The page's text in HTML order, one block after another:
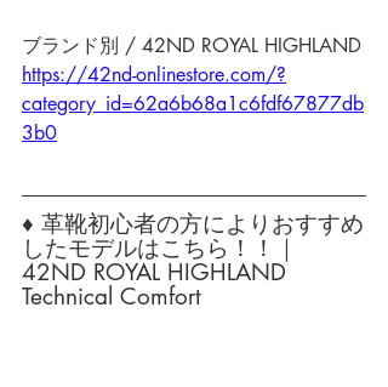
ブランド別 / 42ND ROYAL HIGHLAND
https://42nd-onlinestore.com/?
category_id=62a6b68a1c6fdf67877db
3b0
♦ 革靴初心者の方によりおすすめ
したモデルはこちら！！｜
42ND ROYAL HIGHLAND
Technical Comfort